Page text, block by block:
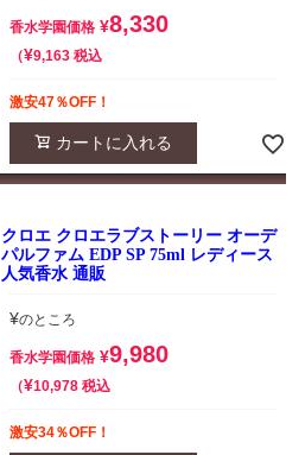
香水学園価格 ¥8,330
¥9,163 税込
激安47％OFF！
カートに入れる
クロエ クロエラブストーリー オーデ
パルファム EDP SP 75ml レディース
人気香水 通販
¥のところ
香水学園価格 ¥9,980
¥10,978 税込
激安34％OFF！